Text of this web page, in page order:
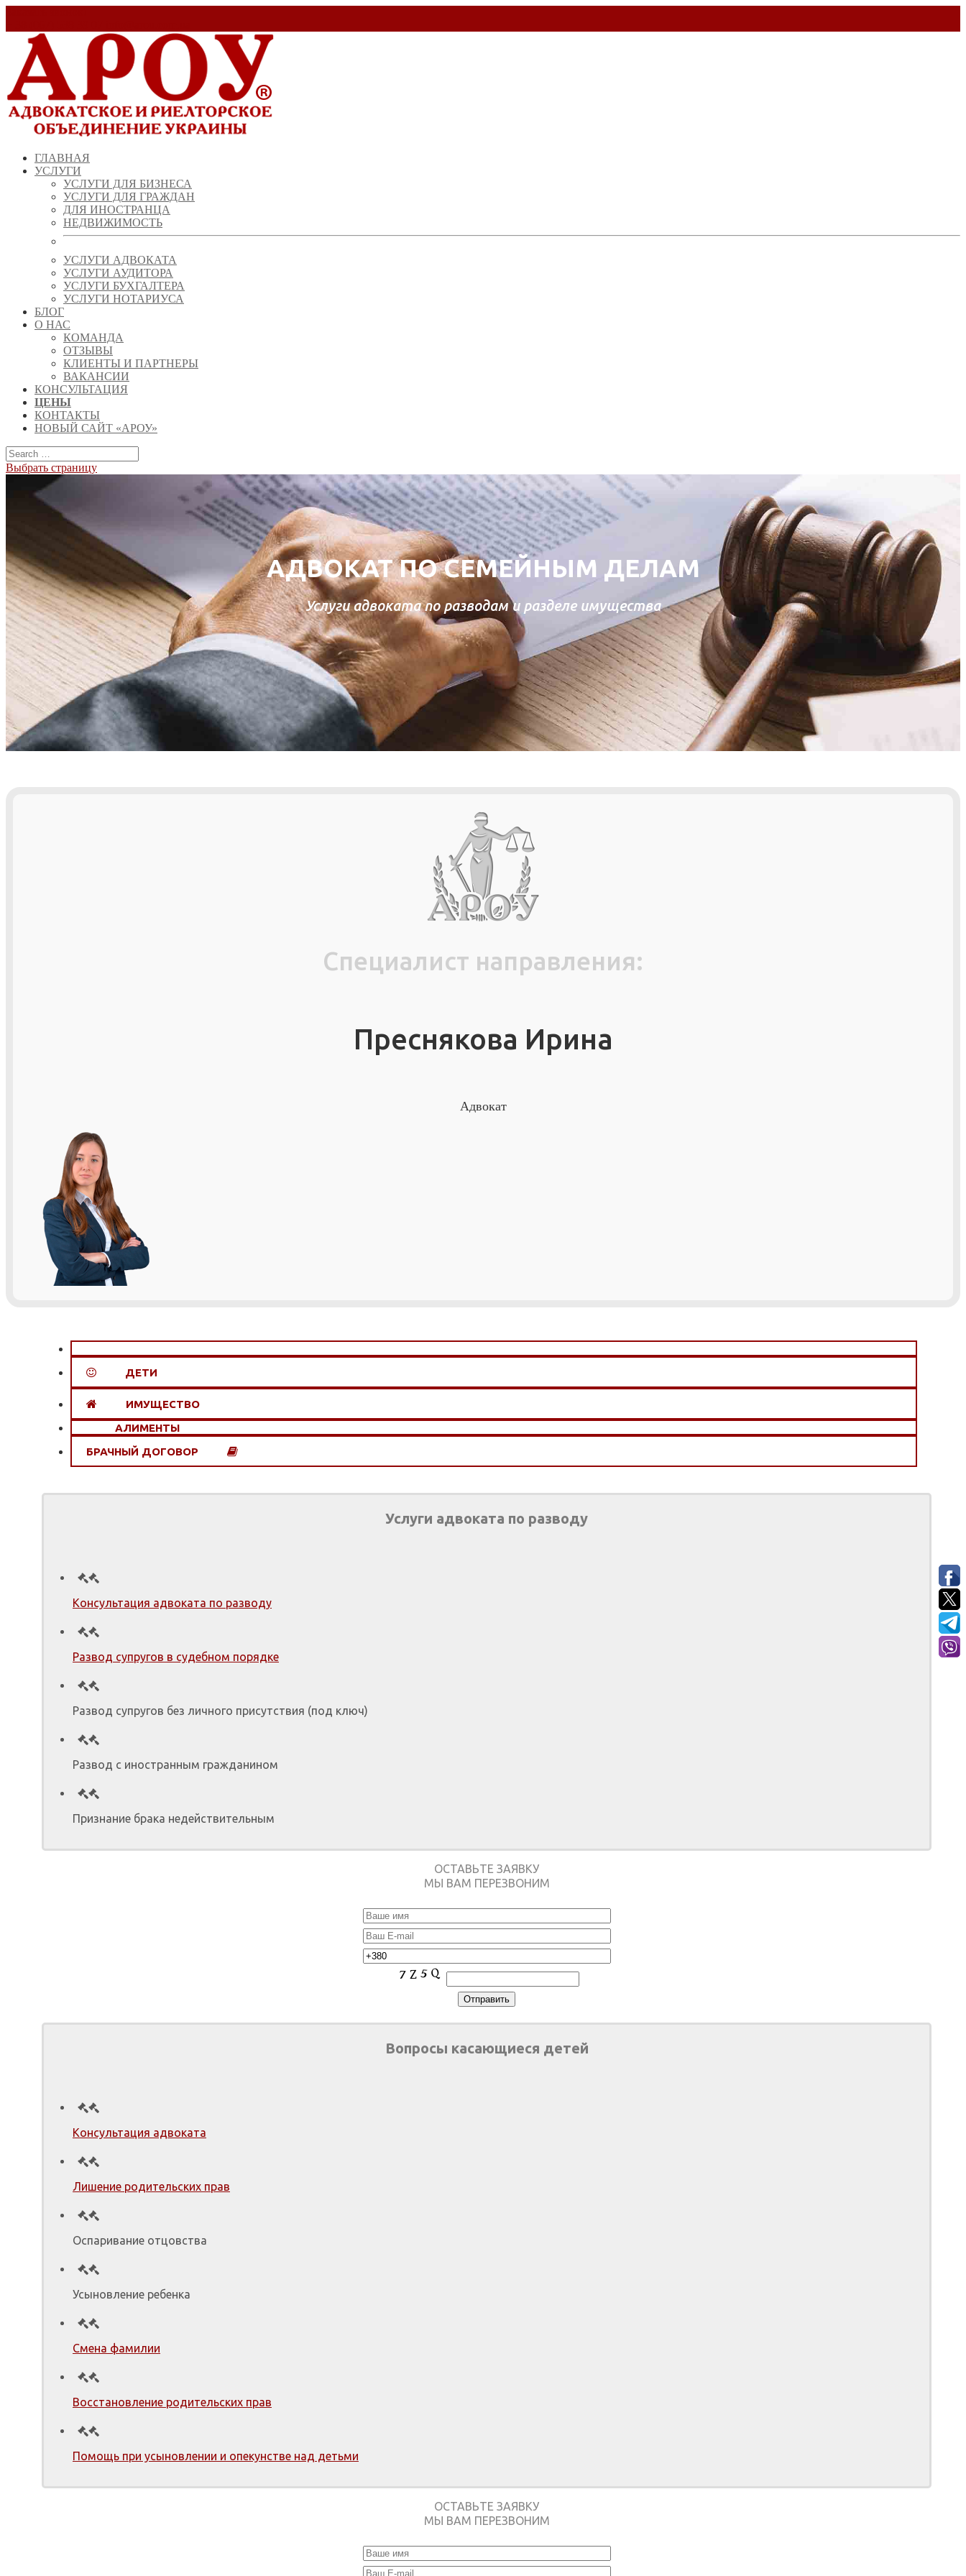
ГЛАВНАЯ
УСЛУГИ
УСЛУГИ ДЛЯ БИЗНЕСА
УСЛУГИ ДЛЯ ГРАЖДАН
ДЛЯ ИНОСТРАНЦА
НЕДВИЖИМОСТЬ
УСЛУГИ АДВОКАТА
УСЛУГИ АУДИТОРА
УСЛУГИ БУХГАЛТЕРА
УСЛУГИ НОТАРИУСА
БЛОГ
О НАС
КОМАНДА
ОТЗЫВЫ
КЛИЕНТЫ И ПАРТНЕРЫ
ВАКАНСИИ
КОНСУЛЬТАЦИЯ
ЦЕНЫ
КОНТАКТЫ
НОВЫЙ САЙТ «АРОУ»
Выбрать страницу
АДВОКАТ ПО СЕМЕЙНЫМ ДЕЛАМ
Услуги адвоката по разводам и разделе имущества
Специалист направления:
Преснякова Ирина
Адвокат
ДЕТИ
ИМУЩЕСТВО
АЛИМЕНТЫ
БРАЧНЫЙ ДОГОВОР
Услуги адвоката по разводу
Консультация адвоката по разводу
Развод супругов в судебном порядке
Развод супругов без личного присутствия (под ключ)
Развод с иностранным гражданином
Признание брака недействительным
ОСТАВЬТЕ ЗАЯВКУ
МЫ ВАМ ПЕРЕЗВОНИМ
Вопросы касающиеся детей
Консультация адвоката
Лишение родительских прав
Оспаривание отцовства
Усыновление ребенка
Смена фамилии
Восстановление родительских прав
Помощь при усыновлении и опекунстве над детьми
ОСТАВЬТЕ ЗАЯВКУ
МЫ ВАМ ПЕРЕЗВОНИМ